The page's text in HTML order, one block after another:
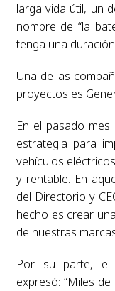
larga vida útil, un
nombre de “la
tenga una
Una de las
proyectos es
En el pasado
estrategia para
vehículos
y rentable. En
del Directorio y
hecho es crear
de nuestras
Por su parte, el
expresó: “Miles